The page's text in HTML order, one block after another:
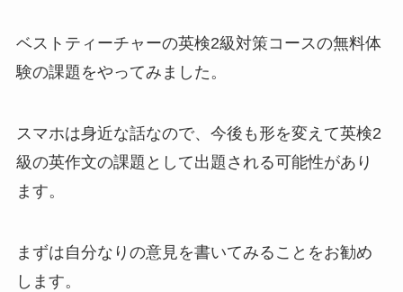
ベストティーチャーの英検2級対策コースの無料体
験の課題をやってみました。
スマホは身近な話なので、今後も形を変えて英検2
級の英作文の課題として出題される可能性があり
ます。
まずは自分なりの意見を書いてみることをお勧め
します。